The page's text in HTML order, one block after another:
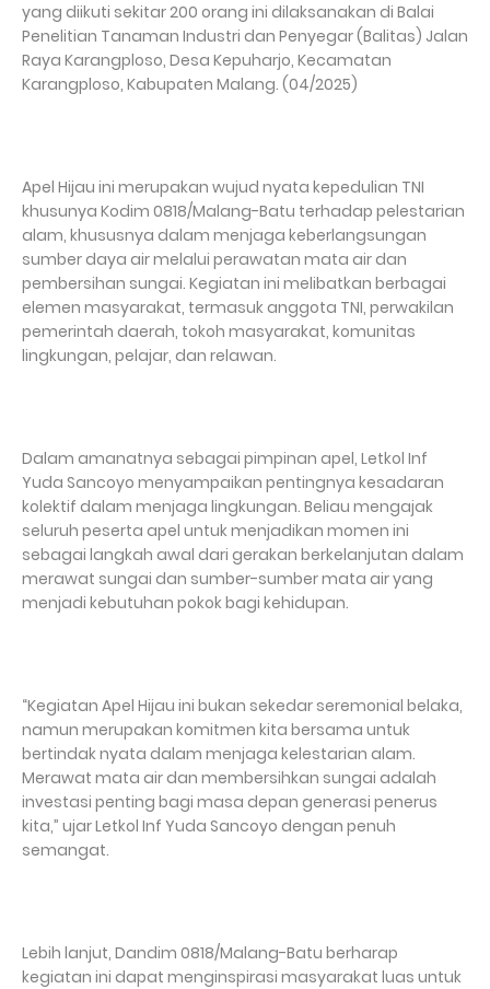
yang diikuti sekitar 200 orang ini dilaksanakan di Balai
Penelitian Tanaman Industri dan Penyegar (Balitas) Jalan
Raya Karangploso, Desa Kepuharjo, Kecamatan
Karangploso, Kabupaten Malang. (04/2025)
Apel Hijau ini merupakan wujud nyata kepedulian TNI
khusunya Kodim 0818/Malang-Batu terhadap pelestarian
alam, khususnya dalam menjaga keberlangsungan
sumber daya air melalui perawatan mata air dan
pembersihan sungai. Kegiatan ini melibatkan berbagai
elemen masyarakat, termasuk anggota TNI, perwakilan
pemerintah daerah, tokoh masyarakat, komunitas
lingkungan, pelajar, dan relawan.
Dalam amanatnya sebagai pimpinan apel, Letkol Inf
Yuda Sancoyo menyampaikan pentingnya kesadaran
kolektif dalam menjaga lingkungan. Beliau mengajak
seluruh peserta apel untuk menjadikan momen ini
sebagai langkah awal dari gerakan berkelanjutan dalam
merawat sungai dan sumber-sumber mata air yang
menjadi kebutuhan pokok bagi kehidupan.
“Kegiatan Apel Hijau ini bukan sekedar seremonial belaka,
namun merupakan komitmen kita bersama untuk
bertindak nyata dalam menjaga kelestarian alam.
Merawat mata air dan membersihkan sungai adalah
investasi penting bagi masa depan generasi penerus
kita,” ujar Letkol Inf Yuda Sancoyo dengan penuh
semangat.
Lebih lanjut, Dandim 0818/Malang-Batu berharap
kegiatan ini dapat menginspirasi masyarakat luas untuk